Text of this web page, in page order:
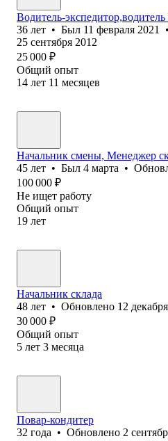
Водитель-
36 лет • Был 11 февраля 2021 •
25 сентября 2012
25 000 ₽
Общий опыт
14 лет 11 месяцев
Начальник смены, Менеджер
45 лет • Был 4 марта •
100 000 ₽
Не ищет работу
Общий опыт
19 лет
Начальник склада
48 лет • Обновлено 12
30 000 ₽
Общий опыт
5 лет 3 месяца
Повар-кондитер
32 года • Обновлено 2